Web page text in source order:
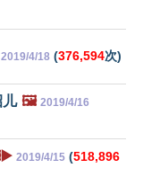
2019/4/18 (376,594次)
儿 🖼️ 2019/4/16
2019/4/15 (518,896